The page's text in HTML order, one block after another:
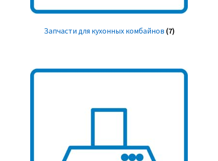
Запчасти для кухонных комбайнов (7)